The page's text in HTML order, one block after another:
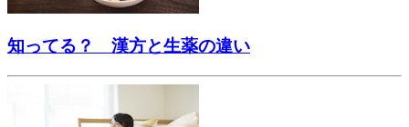
知ってる？ 漢方と生薬の違い